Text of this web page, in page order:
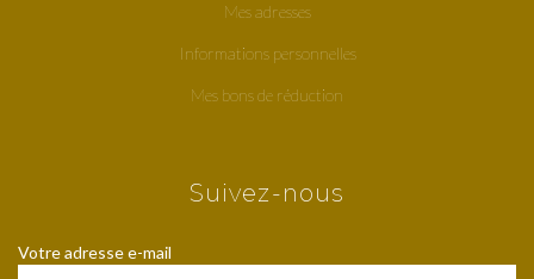
Mes adresses
Informations personnelles
Mes bons de réduction
Suivez-nous
Votre adresse e-mail